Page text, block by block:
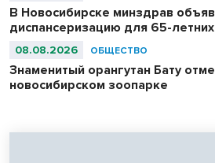
В Новосибирске минздрав
диспансеризацию для 65-летних
08.08.2026 ОБЩЕСТВО
Знаменитый орангутан Бату
новосибирском зоопарке